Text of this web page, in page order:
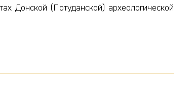
Донской (Потуданской) археологической